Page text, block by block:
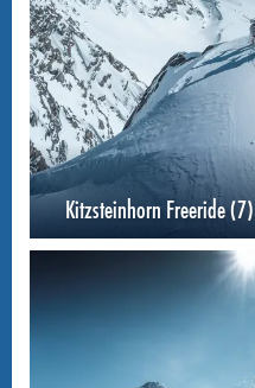
Kitzsteinhorn Freeride (7)